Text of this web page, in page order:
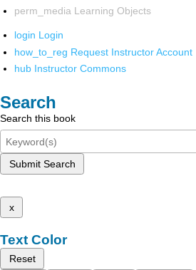
perm_media Learning Objects
login Login
how_to_reg Request Instructor Account
hub Instructor Commons
Search
Search this book
Submit Search
x
Text Color
Reset